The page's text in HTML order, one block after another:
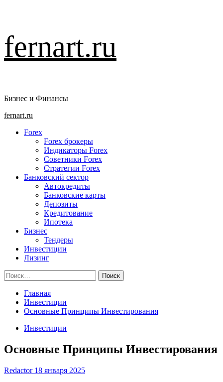
Перейти
к
содержимому
fernart.ru
Бизнес и Финансы
Основное
fernart.ru
Forex
Forex брокеры
Индикаторы Forex
Советники Forex
Стратегии Forex
Банковский сектор
Автокредиты
Банковские карты
Депозиты
Кредитование
Ипотека
Бизнес
Тендеры
Инвестиции
Лизинг
Найти:
Главная
Инвестиции
Основные Принципы Инвестирования
Инвестиции
Основные Принципы Инвестирования
Redactor 18 января 2025